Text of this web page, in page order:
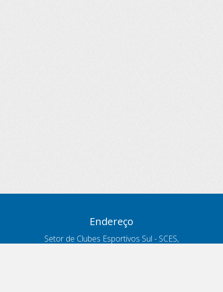
Endereço
Setor de Clubes Esportivos Sul - SCES,